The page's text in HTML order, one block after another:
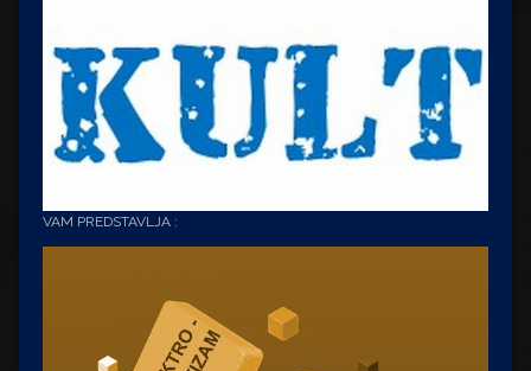
VAM PREDSTAVLJA :